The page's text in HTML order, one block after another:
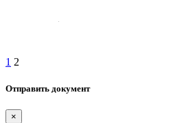
1 2
Отправить документ
×